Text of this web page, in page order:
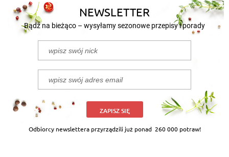
NEWSLETTER
Bądź na bieżąco – wysyłamy sezonowe przepisy i porady
ZAPISZ SIĘ
Odbiorcy newslettera przyrządzili już ponad 260 000 potraw!